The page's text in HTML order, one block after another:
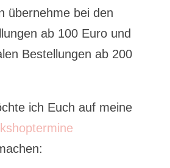
übernehme bei den
ab 100 Euro und
Bestellungen ab 200
ich Euch auf meine